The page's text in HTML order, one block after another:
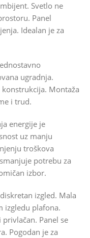
Svetlo ne
Panel
Idealan je za
ugradnja.
Montaža
i trud.
energije je
uz manju
troškova
potrebu za
izbor.
izgled. Mala
izgledu plafona.
Panel se
Pogodan je za